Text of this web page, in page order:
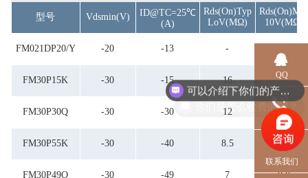
8.5
85
7.8
8.8
9
95
型号 Vdsmin(v)
ID@TC=25℃
(A)
Rds(on)Typ
LoV(mΩ)
10V(mΩ)
FM021DP20/Y -20 -13 -
FM30P15K -30 -15 16 20
FM30P30Q -30 -30 12 18
FM30P55K -30 -40 8.5 11
FM30P49Q -30 -49 7 8.8
QQ
电话
联系我们
可以介绍下你们的产品么？
你们是怎么收费的呢？